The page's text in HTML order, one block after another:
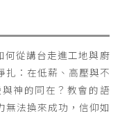
何從講台走進工地與廚
扎：在低薪、高壓與不
神的同在？教會的語
無法換來成功，信仰如